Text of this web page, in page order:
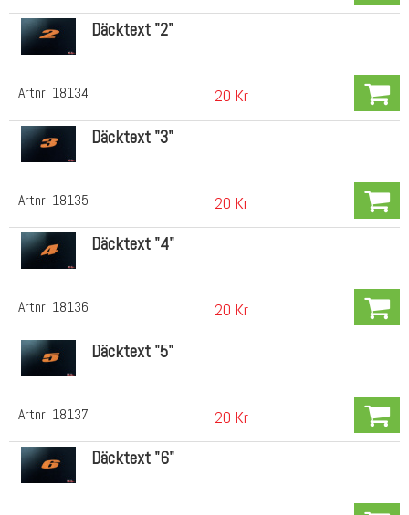
Artnr: 18134
Däcktext "2"
20 Kr
Artnr: 18135
Däcktext "3"
20 Kr
Artnr: 18136
Däcktext "4"
20 Kr
Artnr: 18137
Däcktext "5"
20 Kr
Däcktext "6"